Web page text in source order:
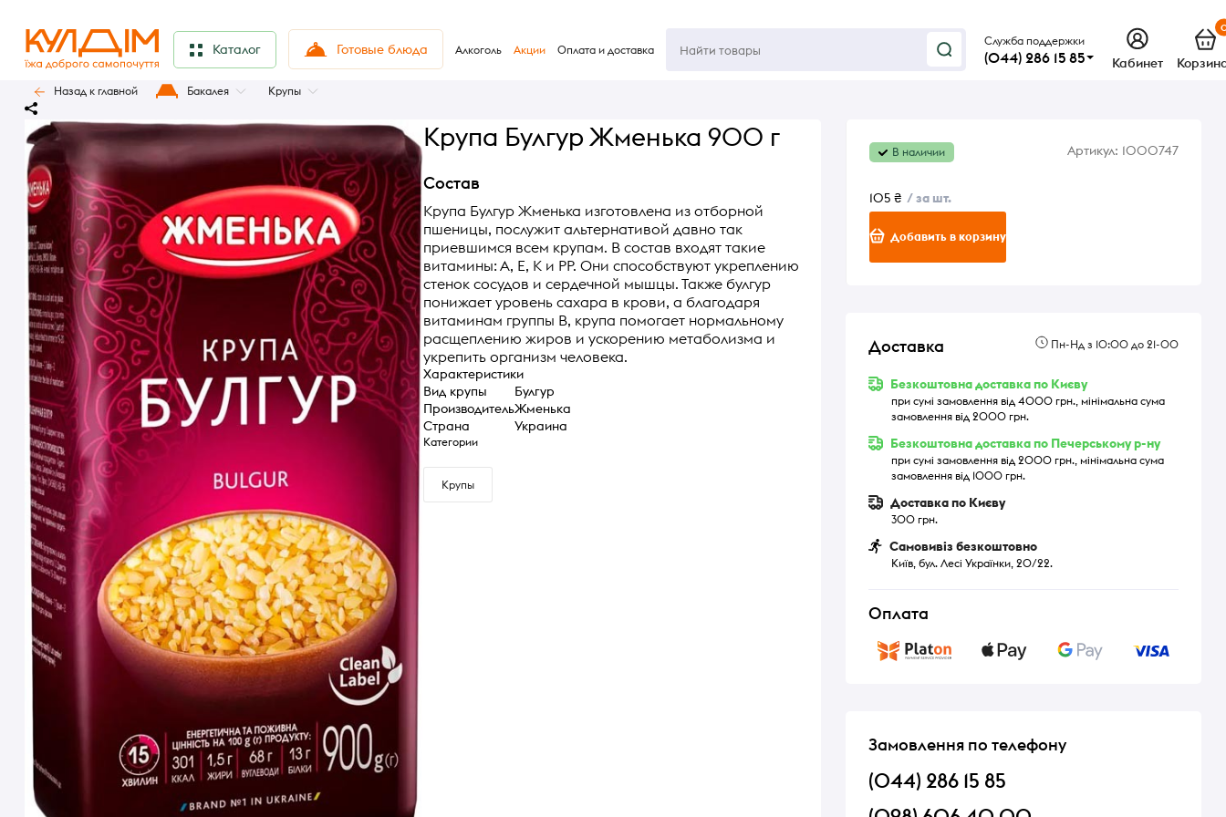
Каталог Готовые блюда Алкоголь Акции Оплата и доставка
Служба поддержки
(044) 286 15 85 Кабинет
Назад к главной Бакалея Крупы
Крупа Булгур Жменька 900 г
Состав
Крупа Булгур Жменька изготовлена из отборной
пшеницы, послужит альтернативой давно так
приевшимся всем крупам. В состав входят такие
витамины: А, Е, К и РР. Они способствуют укреплению
стенок сосудов и сердечной мышцы. Также булгур
понижает уровень сахара в крови, а благодаря
витаминам группы В, крупа помогает нормальному
расщеплению жиров и ускорению метаболизма и
укрепить организм человека.
Характеристики
Вид крупы
Булгур
ПроизводительЖменька
Страна
Украина
Категории
Крупы
В наличии Артикул: 1000747
105 ₴ / за шт.
Добавить в корзину
Доставка Пн-Нд з 10:00 до 21-00
Безкоштовна доставка по Києву
при сумі замовлення від 4000 грн., мінімальна сума
замовлення від 2000 грн.
Безкоштовна доставка по Печерському р-ну
при сумі замовлення від 2000 грн., мінімальна сума
замовлення від 1000 грн.
Доставка по Києву
300 грн.
Самовивіз безкоштовно
Київ, бул. Лесі Українки, 20/22.
Оплата
Замовлення по телефону
(044) 286 15 85